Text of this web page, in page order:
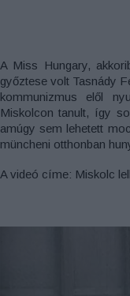
A Miss Hungary,
győztese volt Tasnády
kommunizmus elől
Miskolcon tanult, így
amúgy sem lehetett
müncheni otthonban
A videó címe: Miskolc